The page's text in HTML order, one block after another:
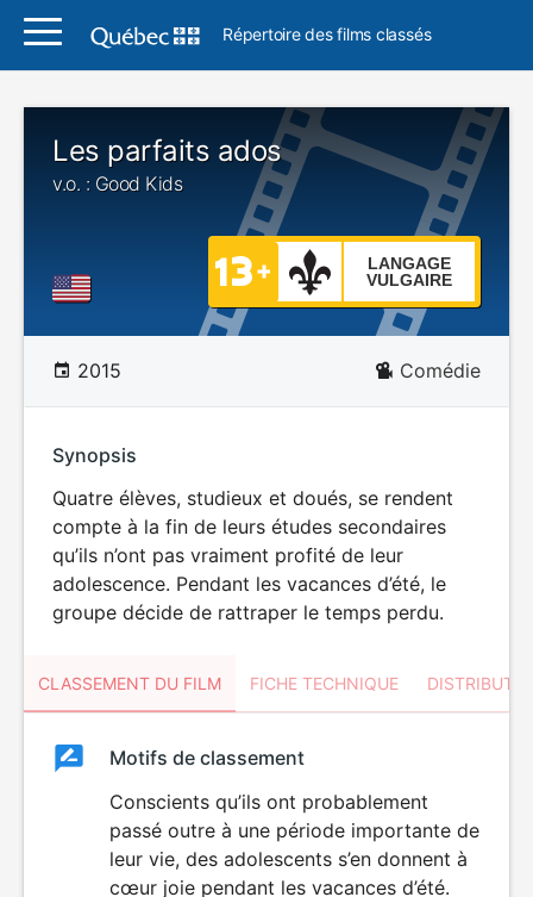
Répertoire des films classés
Les parfaits ados
v.o. : Good Kids
LANGAGE
VULGAIRE
2015 Comédie
Synopsis
Quatre élèves, studieux et doués, se rendent
compte à la fin de leurs études secondaires
qu’ils n’ont pas vraiment profité de leur
adolescence. Pendant les vacances d’été, le
groupe décide de rattraper le temps perdu.
CLASSEMENT DU FILM FICHE TECHNIQUE
ClassementClassement
LANGAGE
VULGAIRE
Motifs de classement
Conscients qu’ils ont probablement
passé outre à une période importante de
leur vie, des adolescents s’en donnent à
cœur joie pendant les vacances d’été.